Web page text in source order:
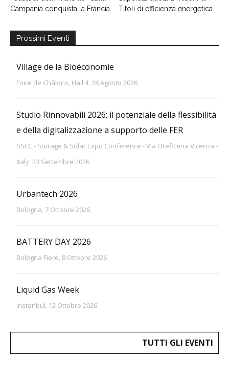
Campania conquista la Francia
Titoli di efficienza energetica
Prossimi Eventi
Village de la Bioéconomie
Foire de Châlons, Hall 4, 28 Agosto 2026
Studio Rinnovabili 2026: il potenziale della flessibilità
e della digitalizzazione a supporto delle FER
SSEC - Storage & Solar Expo Conference - Via Oreficeria Vicenza -
Italy, 23 Settembre 2026
Urbantech 2026
Bologna, 7 Ottobre 2026
BATTERY DAY 2026
Bologna Fiere, 8 Ottobre 2026
Liquid Gas Week
Instanbul, 12 Ottobre 2026
TUTTI GLI EVENTI